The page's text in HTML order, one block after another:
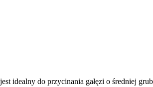
idealny do przycinania gałęzi o średniej